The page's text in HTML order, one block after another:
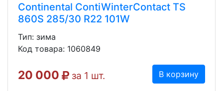
Continental ContiWinterContact TS
860S 285/30 R22 101W
Тип: зима
Код товара: 1060849
20 000 за 1 шт. В корзину